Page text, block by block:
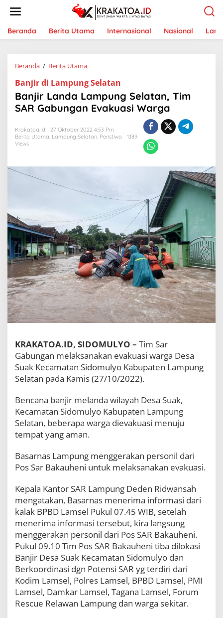
t
Beranda Berita Utama Internasional Nasional
Beranda / Berita Utama
n
j
i
r
a
n
L
p
g
S
e
l
a
t
a
n
,
T
i
m
S
R
G
a
b
u
g
a
n
E
u
a
a
r
g
a
Banjir di Lampung Selatan
Banjir Landa Lampung Selatan, Tim
SAR Gabungan Evakuasi Warga
Krakatoa.id
27 Oktober 2022 4:53 Pm
Berita Utama, Lampung Selatan, Peristiwa
1,189
Views
KRAKATOA.ID, SIDOMULYO – Tim Sar
Gabungan melaksanakan evakuasi warga Desa
Suak Kecamatan Sidomulyo Kabupaten Lampung
Selatan pada Kamis (27/10/2022).
Bencana banjir melanda wilayah Desa Suak,
Kecamatan Sidomulyo Kabupaten Lampung
Selatan, beberapa warga dievakuasi menuju
tempat yang aman.
Basarnas Lampung menggerakan personil dari
Pos Sar Bakauheni untuk melaksanakan evakuasi.
Kepala Kantor SAR Lampung Deden Ridwansah
mengatakan, Basarnas menerima informasi dari
kalak BPBD Lamsel Pukul 07.45 WIB, setelah
menerima informasi tersebut, kira langsung
menggerakan personil dari Pos SAR Bakauheni.
Pukul 09.10 Tim Pos SAR Bakauheni tiba dilokasi
Banjir Desa Suak Kecamatan Sidomulyo dan
Berkoordinasi dgn Potensi SAR yg terdiri dari
Kodim Lamsel, Polres Lamsel, BPBD Lamsel, PMI
Lamsel, Damkar Lamsel, Tagana Lamsel, Forum
Rescue Relawan Lampung dan warga sekitar.